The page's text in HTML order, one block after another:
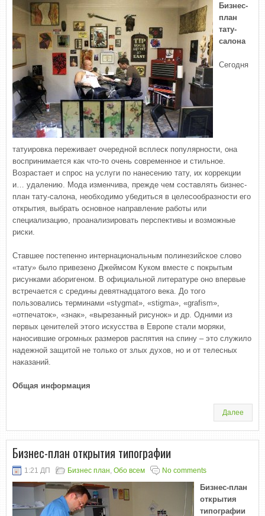
Бизнес-
план
тату-
салона
Сегодня
татуировка переживает очередной всплеск популярности, она
воспринимается как что-то очень современное и стильное.
Возрастает и спрос на услуги по нанесению тату, их коррекции
и… удалению. Мода изменчива, прежде чем составлять бизнес-
план тату-салона, необходимо убедиться в целесообразности его
открытия, выбрать основное направление работы или
специализацию, проанализировать перспективы и возможные
риски.
Ставшее постепенно интернациональным полинезийское слово
«тату» было привезено Джеймсом Куком вместе с покрытым
рисунками аборигеном. В официальной литературе оно впервые
встречается с средины девятнадцатого века. До того
пользовались терминами «stygmat», «stigma», «grafism»,
«отпечаток», «знак», «вырезанный рисунок» и др. Одними из
первых ценителей этого искусства в Европе стали моряки,
наносившие огромных размеров распятия на спину – это служило
надежной защитой не только от злых духов, но и от телесных
наказаний.
Общая информация
Далее
Бизнес-план открытия типографии
1:21 ДП Бизнес план, Обо всем No comments
Бизнес-план
открытия
типографии